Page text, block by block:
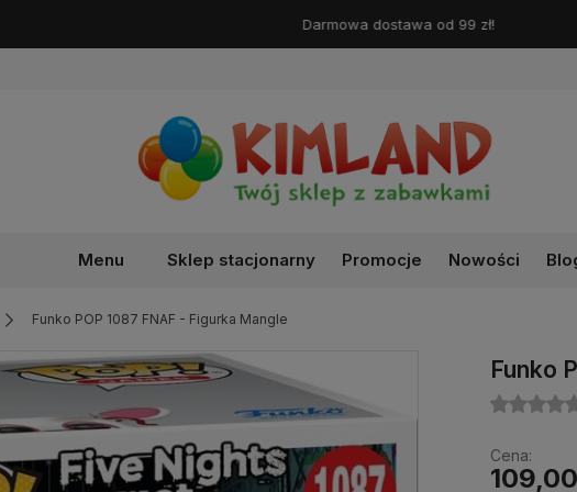
Darmowa dostawa od 99 zł!
Menu Sklep stacjonarny Promocje Nowości
Funko POP 1087 FNAF - Figurka Mangle
Funko
Cena: